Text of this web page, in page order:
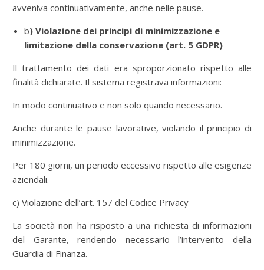
avveniva continuativamente, anche nelle pause.
b) Violazione dei principi di minimizzazione e
limitazione della conservazione (art. 5 GDPR)
Il trattamento dei dati era sproporzionato rispetto alle
finalità dichiarate. Il sistema registrava informazioni:
In modo continuativo e non solo quando necessario.
Anche durante le pause lavorative, violando il principio di
minimizzazione.
Per 180 giorni, un periodo eccessivo rispetto alle esigenze
aziendali.
c) Violazione dell’art. 157 del Codice Privacy
La società non ha risposto a una richiesta di informazioni
del Garante, rendendo necessario l’intervento della
Guardia di Finanza.